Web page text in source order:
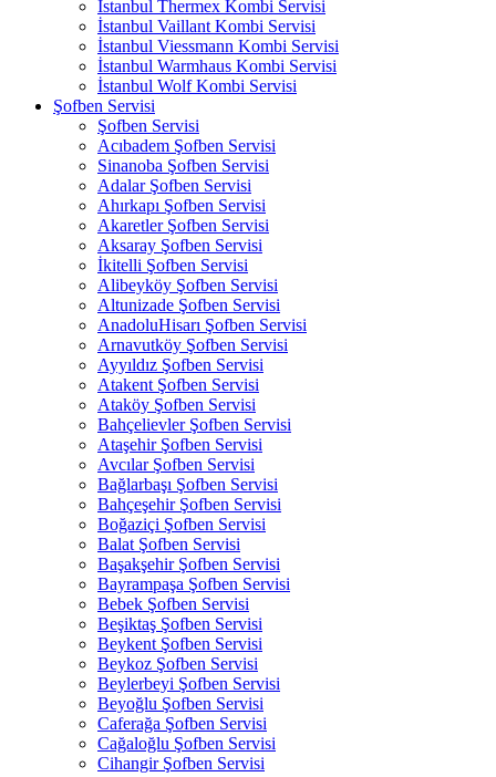
İstanbul Thermex Kombi Servisi
İstanbul Vaillant Kombi Servisi
İstanbul Viessmann Kombi Servisi
İstanbul Warmhaus Kombi Servisi
İstanbul Wolf Kombi Servisi
Şofben Servisi
Şofben Servisi
Acıbadem Şofben Servisi
Sinanoba Şofben Servisi
Adalar Şofben Servisi
Ahırkapı Şofben Servisi
Akaretler Şofben Servisi
Aksaray Şofben Servisi
İkitelli Şofben Servisi
Alibeyköy Şofben Servisi
Altunizade Şofben Servisi
AnadoluHisarı Şofben Servisi
Arnavutköy Şofben Servisi
Ayyıldız Şofben Servisi
Atakent Şofben Servisi
Ataköy Şofben Servisi
Bahçelievler Şofben Servisi
Ataşehir Şofben Servisi
Avcılar Şofben Servisi
Bağlarbaşı Şofben Servisi
Bahçeşehir Şofben Servisi
Boğaziçi Şofben Servisi
Balat Şofben Servisi
Başakşehir Şofben Servisi
Bayrampaşa Şofben Servisi
Bebek Şofben Servisi
Beşiktaş Şofben Servisi
Beykent Şofben Servisi
Beykoz Şofben Servisi
Beylerbeyi Şofben Servisi
Beyoğlu Şofben Servisi
Caferağa Şofben Servisi
Cağaloğlu Şofben Servisi
Cihangir Şofben Servisi